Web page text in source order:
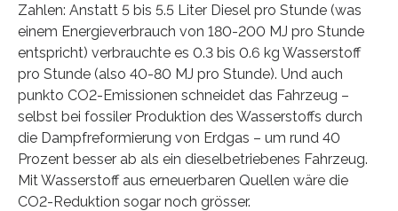
Zahlen: Anstatt 5 bis 5.5 Liter Diesel pro Stunde (was
einem Energieverbrauch von 180-200 MJ pro Stunde
entspricht) verbrauchte es 0.3 bis 0.6 kg Wasserstoff
pro Stunde (also 40-80 MJ pro Stunde). Und auch
punkto CO2-Emissionen schneidet das Fahrzeug –
selbst bei fossiler Produktion des Wasserstoffs durch
die Dampfreformierung von Erdgas – um rund 40
Prozent besser ab als ein dieselbetriebenes Fahrzeug.
Mit Wasserstoff aus erneuerbaren Quellen wäre die
CO2-Reduktion sogar noch grösser.